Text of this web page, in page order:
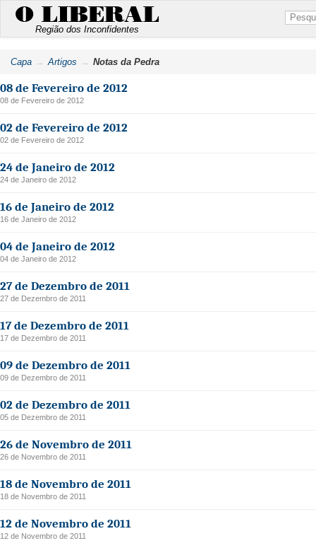
O LIBERAL
Região dos Inconfidentes
Capa Artigos Notas da Pedra
08 de Fevereiro de 2012
08 de Fevereiro de 2012
02 de Fevereiro de 2012
02 de Fevereiro de 2012
24 de Janeiro de 2012
24 de Janeiro de 2012
16 de Janeiro de 2012
16 de Janeiro de 2012
04 de Janeiro de 2012
04 de Janeiro de 2012
27 de Dezembro de 2011
27 de Dezembro de 2011
17 de Dezembro de 2011
17 de Dezembro de 2011
09 de Dezembro de 2011
09 de Dezembro de 2011
02 de Dezembro de 2011
05 de Dezembro de 2011
26 de Novembro de 2011
26 de Novembro de 2011
18 de Novembro de 2011
18 de Novembro de 2011
12 de Novembro de 2011
12 de Novembro de 2011